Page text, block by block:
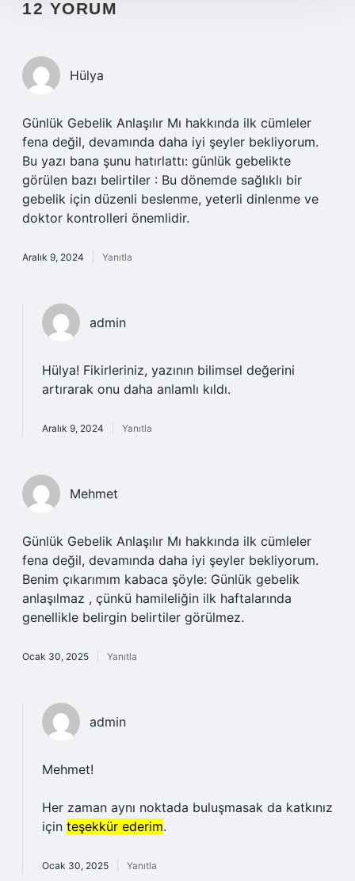
12 YORUM
Hülya
Günlük Gebelik Anlaşılır Mı hakkında ilk cümleler
fena değil, devamında daha iyi şeyler bekliyorum.
Bu yazı bana şunu hatırlattı: günlük gebelikte
görülen bazı belirtiler : Bu dönemde sağlıklı bir
gebelik için düzenli beslenme, yeterli dinlenme ve
doktor kontrolleri önemlidir.
Aralık 9, 2024 Yanıtla
admin
Hülya! Fikirleriniz, yazının bilimsel değerini
artırarak onu daha anlamlı kıldı.
Aralık 9, 2024 Yanıtla
Mehmet
Günlük Gebelik Anlaşılır Mı hakkında ilk cümleler
fena değil, devamında daha iyi şeyler bekliyorum.
Benim çıkarımım kabaca şöyle: Günlük gebelik
anlaşılmaz , çünkü hamileliğin ilk haftalarında
genellikle belirgin belirtiler görülmez.
Ocak 30, 2025 Yanıtla
admin
Mehmet!
Her zaman aynı noktada buluşmasak da katkınız
için teşekkür ederim.
Ocak 30, 2025 Yanıtla